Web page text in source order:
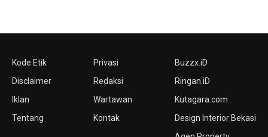
Kode Etik
Disclaimer
Iklan
Tentang
Privasi
Redaksi
Wartawan
Kontak
Buzzx.iD
Ringan.iD
Kutagara.com
Design Interior Bekasi